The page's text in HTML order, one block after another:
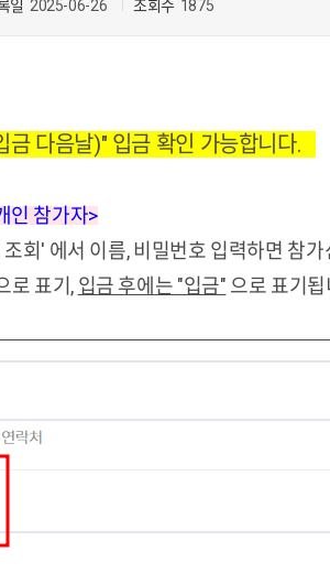
일 2025-06-26 조회수 1875
다음날)" 입금 확인 가능합니다.
인 참가자>
회' 에서 이름, 비밀번호 입력하면 참
로 표기, 입금 후에는 "입금" 으로 표기됩